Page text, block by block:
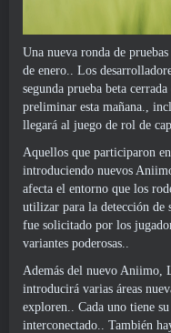
Una nueva ronda de
de enero.. Los
segunda prueba beta
preliminar esta mañana.,
llegará al juego de rol de
Aquellos que participaron
introduciendo nuevos
afecta el entorno que los
utilizar para la detección de
fue solicitado por los
variantes poderosas..
Además del nuevo Aniimo,
introducirá varias áreas
exploren.. Cada uno tiene
interconectado.. También